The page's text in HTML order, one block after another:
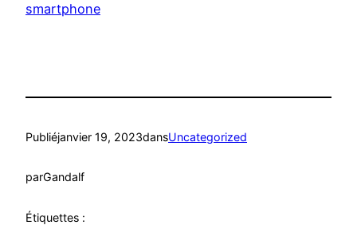
smartphone
Publiéjanvier 19, 2023dansUncategorized
parGandalf
Étiquettes :